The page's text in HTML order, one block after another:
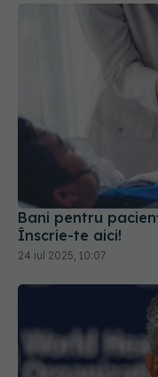
Bani pentru
Înscrie-te aici!
24 iul 2025, 10:07